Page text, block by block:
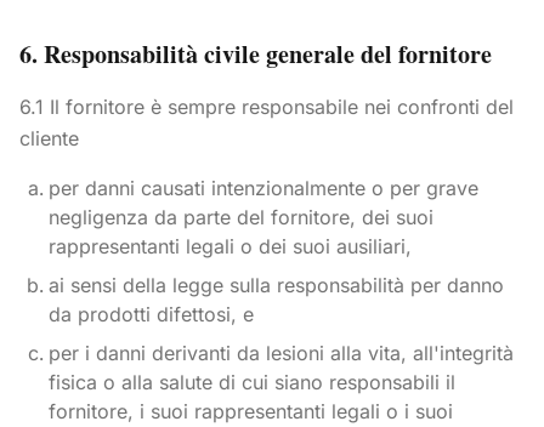
6. Responsabilità civile generale del fornitore
6.1 Il fornitore è sempre responsabile nei confronti del
cliente
per danni causati intenzionalmente o per grave
negligenza da parte del fornitore, dei suoi
rappresentanti legali o dei suoi ausiliari,
ai sensi della legge sulla responsabilità per danno
da prodotti difettosi, e
per i danni derivanti da lesioni alla vita, all'integrità
fisica o alla salute di cui siano responsabili il
fornitore, i suoi rappresentanti legali o i suoi